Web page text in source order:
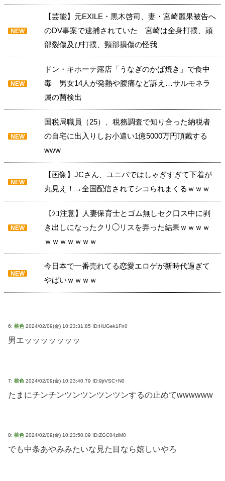
NEW
【芸能】元EXILE・黒木啓司、妻・宮崎麗果被告へ
のDV事案で逮捕されていた 宮崎は全身打撲、頭
部裂傷及び打撲、頸部損傷の怪我
NEW
ドン・キホーテ露店「うなぎのかば焼き」で食中
毒 男女14人が発熱や腹痛など訴え…サルモネラ
属の菌検出
NEW
国税局職員（25）、税務調査で知り合った納税者
の自宅に出入りしお小遣い1億5000万円頂戴する
www
NEW
【画像】JCさん、ユニバではしゃぎすぎて下着が
丸見え！→全国配信されてシコられまくるｗｗｗ
NEW
【ｼｺ注意】人妻保育士とゴム無しセク口ス中に剥
き出しになったクリ◯リスを弄った結果ｗｗｗｗ
ｗｗｗｗｗｗｗ
NEW
今日本で一番売れてる恋愛エロゲが新時代過ぎて
やばいｗｗｗｗ
6: 桃色 2024/02/09(金) 10:23:31.85 ID:HUGek1Fn0
男エッッッッッッッ
7: 桃色 2024/02/09(金) 10:23:40.79 ID:9jrVSC+N0
たまにチンチンツンツンツンツンするの止めてwwwwww
8: 桃色 2024/02/09(金) 10:23:50.09 ID:ZGC04zlM0
でも中条あやみみたいな見た目なら嬉しいやろ